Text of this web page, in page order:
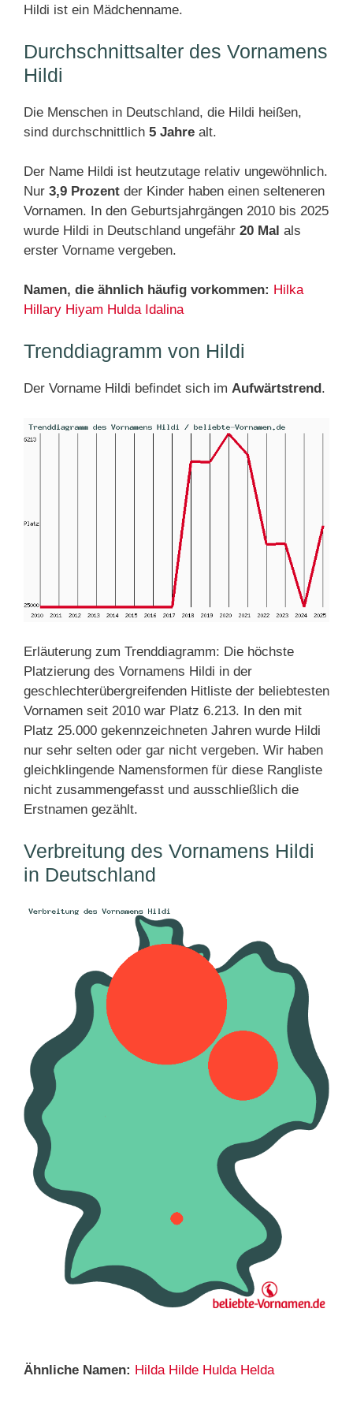
Hildi ist ein Mädchenname.
Durchschnittsalter des Vornamens
Hildi
Die Menschen in Deutschland, die Hildi heißen,
sind durchschnittlich 5 Jahre alt.
Der Name Hildi ist heutzutage relativ ungewöhnlich.
Nur 3,9 Prozent der Kinder haben einen selteneren
Vornamen. In den Geburtsjahrgängen 2010 bis 2025
wurde Hildi in Deutschland ungefähr 20 Mal als
erster Vorname vergeben.
Namen, die ähnlich häufig vorkommen: Hilka
Hillary Hiyam Hulda Idalina
Trenddiagramm von Hildi
Der Vorname Hildi befindet sich im Aufwärtstrend.
Erläuterung zum Trenddiagramm: Die höchste
Platzierung des Vornamens Hildi in der
geschlechterübergreifenden Hitliste der beliebtesten
Vornamen seit 2010 war Platz 6.213. In den mit
Platz 25.000 gekennzeichneten Jahren wurde Hildi
nur sehr selten oder gar nicht vergeben. Wir haben
gleichklingende Namensformen für diese Rangliste
nicht zusammengefasst und ausschließlich die
Erstnamen gezählt.
Verbreitung des Vornamens Hildi
in Deutschland
Ähnliche Namen: Hilda Hilde Hulda Helda